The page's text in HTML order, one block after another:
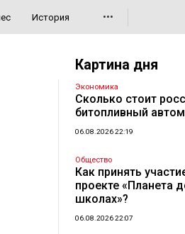
История •••
Картина дня
Экономика
Сколько стоит
битопливный
06.08.2026 22:19
Общество
Как принять
проекте «Планета
школах»?
06.08.2026 22:07